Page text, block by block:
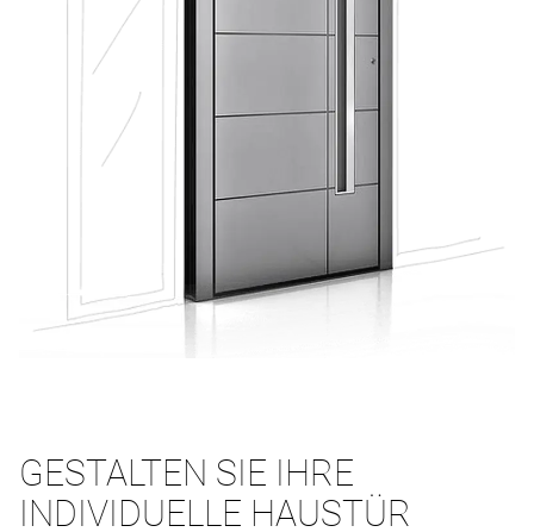
GESTALTEN SIE IHRE
INDIVIDUELLE HAUSTÜR